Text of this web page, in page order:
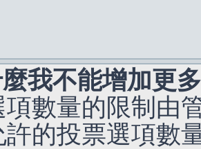
我不能增加更
項數量的限制由
許的投票選項數